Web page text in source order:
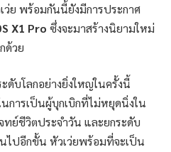
ว่ย พร้อมกันนี้ยังมีการประกาศ
X1 Pro ซึ่งจะมาสร้างนิยามใหม่
ด้วย
ดับโลกอย่างยิ่งใหญ่ในครั้งนี้
การเป็นผู้บุกเบิกที่ไม่หยุดนิ่งใน
ย์ชีวิตประจำวัน และยกระดับ
ไปอีกขั้น หัวเว่ยพร้อมที่จะเป็น